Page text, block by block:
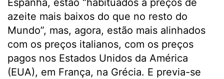
azeite mais baixos do que no resto do
Mundo”, mas, agora, estão mais alinhados
com os preços italianos, com os preços
pagos nos Estados Unidos da América
(EUA), em França, na Grécia. E previa-se